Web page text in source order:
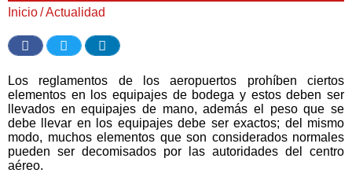
Inicio/Actualidad
Los reglamentos de los aeropuertos prohíben ciertos
elementos en los equipajes de bodega y estos deben ser
llevados en equipajes de mano, además el peso que se
debe llevar en los equipajes debe ser exactos; del mismo
modo, muchos elementos que son considerados normales
pueden ser decomisados por las autoridades del centro
aéreo.